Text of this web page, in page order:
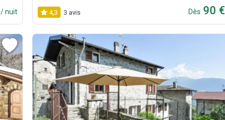
/ nuit 4,3 3 avis Dès 90 €